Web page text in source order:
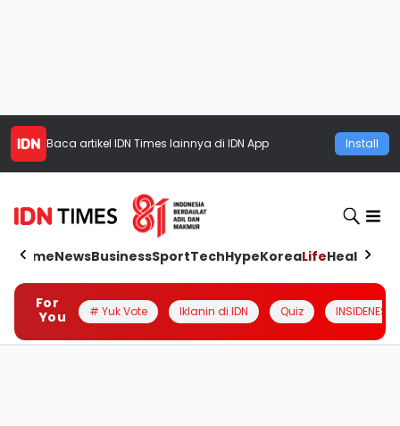
Baca artikel IDN Times lainnya di IDN App Install
HomeNewsBusinessSportTechHypeKoreaLifeHealth
For
You
# Yuk Vote Iklanin di IDN Quiz INSIDENESIA